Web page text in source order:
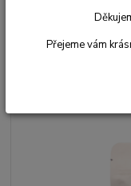
Sypané bylinné čaje
Klouby
Přejeme vám